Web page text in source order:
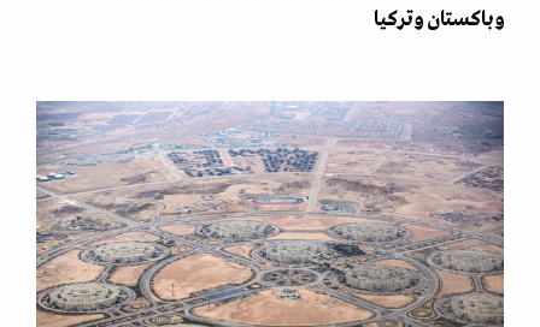
وباكستان وتركيا